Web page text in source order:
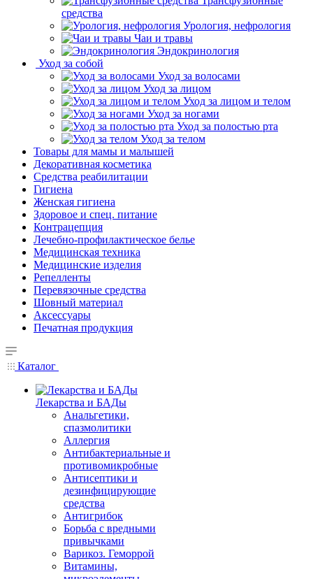
средства
Урология, нефрология
Чаи и травы
Эндокринология
Уход за собой
Уход за волосами
Уход за лицом
Уход за лицом и телом
Уход за ногами
Уход за полостью рта
Уход за телом
Товары для мамы и малышей
Декоративная косметика
Средства реабилитации
Гигиена
Женская гигиена
Здоровое и спец. питание
Контрацепция
Лечебно-профилактическое белье
Медицинская техника
Медицинские изделия
Репелленты
Перевязочные средства
Шовный материал
Аксессуары
Печатная продукция
Каталог
Лекарства и БАДы
Анальгетики,
спазмолитики
Аллергия
Антибактериальные и
противомикробные
Антисептики и
дезинфицирующие
средства
Антигрибок
Борьба с вредными
привычками
Варикоз. Геморрой
Витамины,